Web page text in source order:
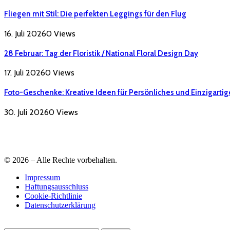
Fliegen mit Stil: Die perfekten Leggings für den Flug
16. Juli 20260 Views
28 Februar: Tag der Floristik / National Floral Design Day
17. Juli 20260 Views
Foto-Geschenke: Kreative Ideen für Persönliches und
30. Juli 20260 Views
© 2026 – Alle Rechte vorbehalten.
Impressum
Haftungsausschluss
Cookie-Richtlinie
Datenschutzerklärung